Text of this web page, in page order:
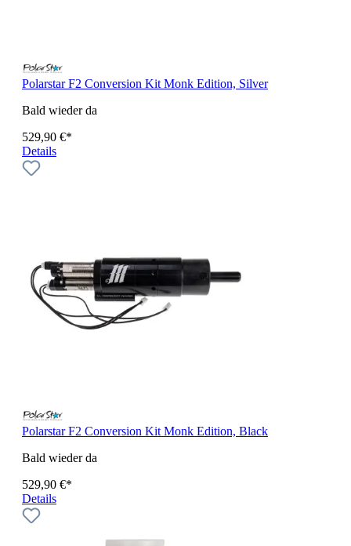
Polarstar F2 Conversion Kit Monk Edition, Silver
Bald wieder da
529,90 €*
Details
Polarstar F2 Conversion Kit Monk Edition, Black
Bald wieder da
529,90 €*
Details